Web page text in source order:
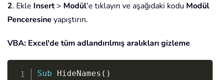
2. Ekle Insert> Modül'e tıklayın ve aşağıdaki kodu Modül
Penceresine yapıştırın.
VBA: Excel'de tüm adlandırılmış aralıkları gizleme
Sub HideNames ( )